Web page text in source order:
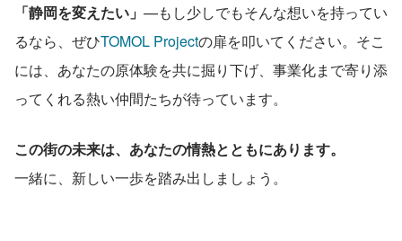
「静岡を変えたい」 —もし少しでもそんな想いを持ってい
るなら、ぜひTOMOL Projectの扉を叩いてください。そこ
には、あなたの原体験を共に掘り下げ、事業化まで寄り添
ってくれる熱い仲間たちが待っています。
この街の未来は、あなたの情熱とともにあります。
一緒に、新しい一歩を踏み出しましょう。